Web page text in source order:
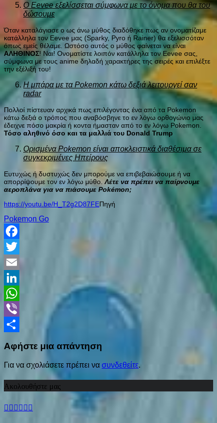
Ο Eevee εξελίσσεται σύμφωνα με το όνομα που θα του
δώσουμε
Όταν καταλάγιασε ο ως άνω μύθος διαδόθηκε πως αν ονοματίζαμε
κατάλληλα τον Eevee μας (Sparky, Pyro ή Rainer) θα εξελισσόταν
όπως εμείς θέλαμε. Ωστόσο αυτός ο μύθος φαίνεται να είναι
ΑΛΗΘΙΝΟΣ! Ναι! Ονοματίστε λοιπόν κατάλληλα τον Eevee σας,
σύμφωνα με τους anime δηλαδή χαρακτήρες της σειρές και επιλέξτε
την εξέλιξή του!
Η μπάρα με τα Pokemon κάτω δεξιά λειτουργεί σαν
radar
Πολλοί πίστευαν αρχικά πως επιλέγοντας ένα από τα Pokemon
κάτω δεξιά ο τρόπος που αναβόσβηνε το εν λόγω ορθογώνιο μας
έδειχνε πόσο μακρία ή κοντα ήμασταν από το εν λόγω Pokemon.
Τόσο αληθινό όσο και τα μαλλιά του Donald Trump
Ορισμένα Pokemon είναι αποκλειστικά διαθέσιμα σε
συγκεκριμένες Ηπείρους
Ευτυχώς ή δυστυχώς δεν μπορούμε να επιβεβαιώσουμε ή να
απορρίψουμε τον εν λόγω μύθο. Λέτε να πρέπει να παίρνουμε
αεροπλάνα για να πιάσουμε Pokémon;
https://youtu.be/H_T2g2D87FEΠηγή
Pokemon Go
Facebook
Twitter
Email
LinkedIn
WhatsApp
Viber
Αφήστε μια απάντηση
Για να σχολιάσετε πρέπει να συνδεθείτε.
Ακολουθήστε μας